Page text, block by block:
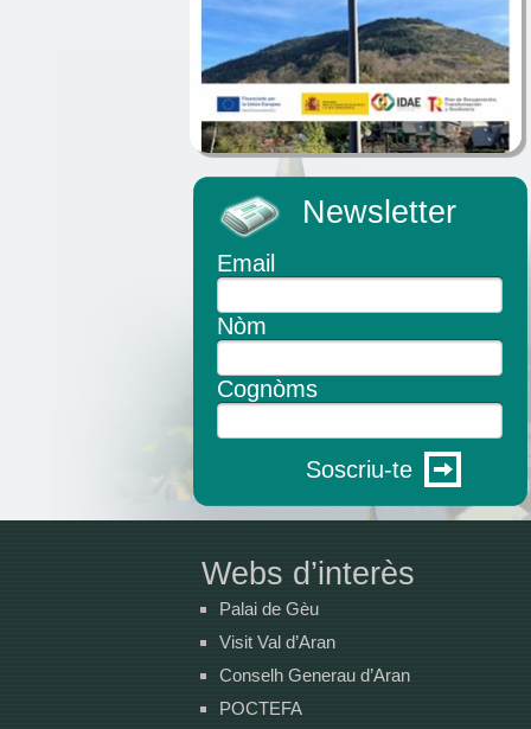
Newsletter
Email
Nòm
Cognòms
Soscriu-te
Webs d’interès
Palai de Gèu
Visit Val d’Aran
Conselh Generau d’Aran
POCTEFA